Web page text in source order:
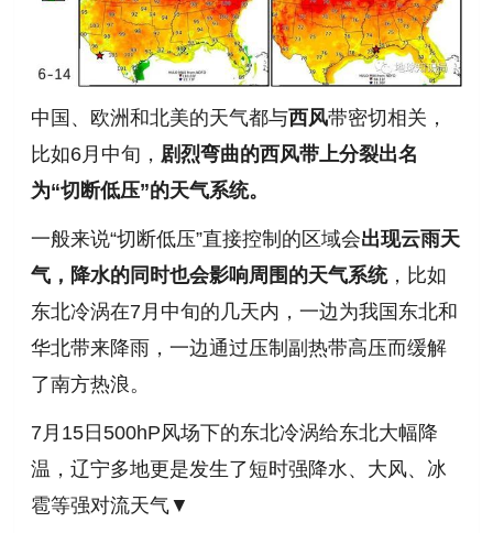
中国、欧洲和北美的天气都与西风带密切相关，
比如6月中旬， 剧烈弯曲的西风带上分裂出名
为“切断低压”的天气系统。
一般来说“切断低压”直接控制的区域会出现云雨天
气，降水的同时也会影响周围的天气系统，比如
东北冷涡在7月中旬的几天内，一边为我国东北和
华北带来降雨，一边通过压制副热带高压而缓解
了南方热浪。
7月15日500hP风场下的东北冷涡给东北大幅降
温，辽宁多地更是发生了短时强降水、大风、冰
雹等强对流天气▼